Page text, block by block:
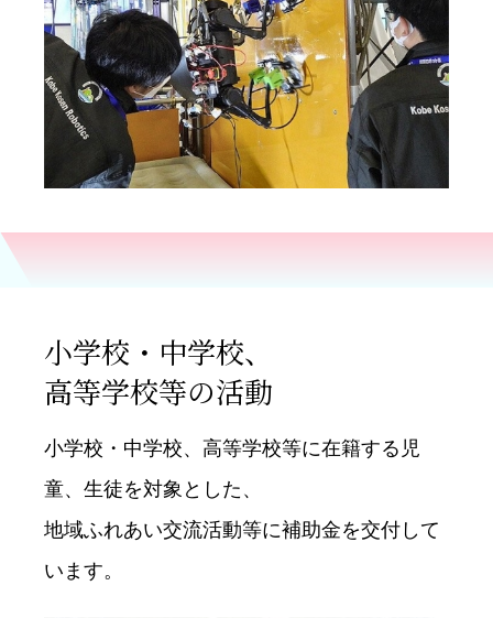
小学校・中学校、
高等学校等の活動
小学校・中学校、高等学校等に在籍する児
童、生徒を対象とした、
地域ふれあい交流活動等に補助金を交付して
います。